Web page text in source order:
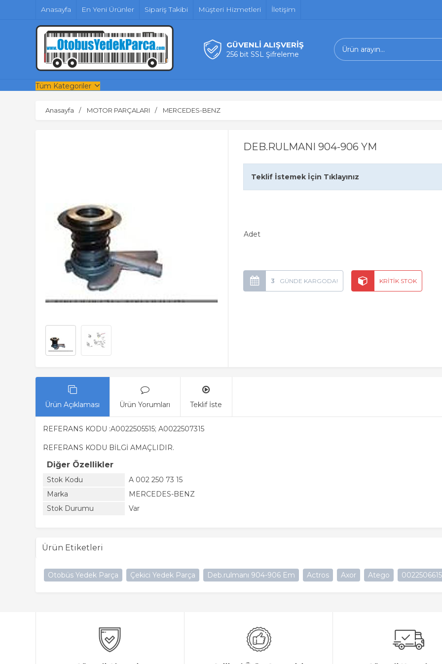
Anasayfa En Yeni Ürünler Sipariş Takibi Müşteri Hizmetleri İletişim
GÜVENLİ ALIŞVERİŞ
256 bit SSL Şifreleme
Tüm Kategoriler
Anasayfa MOTOR PARÇALARI MERCEDES-BENZ
DEB.RULMANI 904-906 YM
Teklif İstemek İçin Tıklayınız
Adet
3
Ürün Açıklaması Ürün Yorumları Teklif İste
REFERANS KODU :A0022505515; A0022507315
REFERANS KODU BİLGİ AMAÇLIDIR.
Diğer Özellikler
Stok Kodu
A 002 250 73 15
Marka
MERCEDES-BENZ
Stok Durumu
Var
Ürün Etiketleri
Otobüs Yedek Parça Çekici Yedek Parça Deb.rulmanı 904-906 Em Actros Axor Atego 0022506615